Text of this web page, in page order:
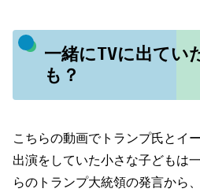
一緒にTVに出てい
も？
こちらの動画でトランプ氏とイ
出演をしていた小さな子どもは
らのトランプ大統領の発言から